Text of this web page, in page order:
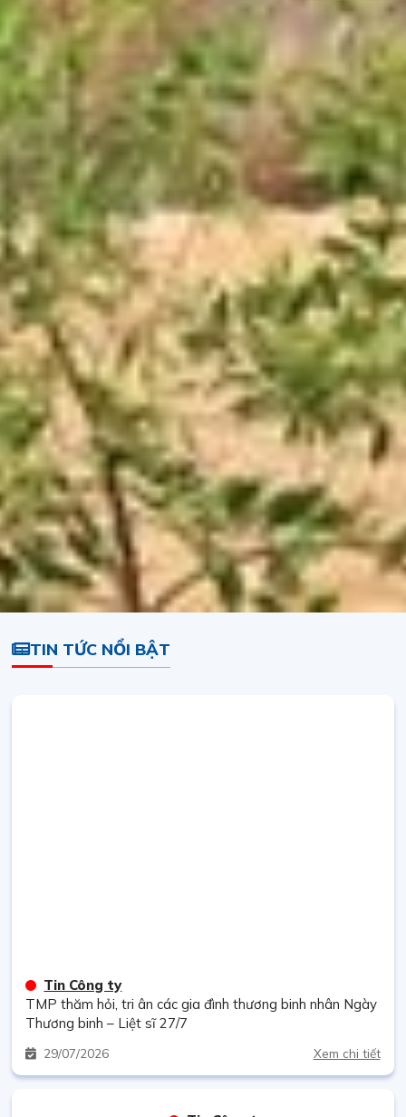
TIN TỨC NỔI BẬT
Tin Công ty
TMP thăm hỏi, tri ân các gia đình thương binh nhân Ngày
Thương binh – Liệt sĩ 27/7
29 07/2026 Xem chi tiết